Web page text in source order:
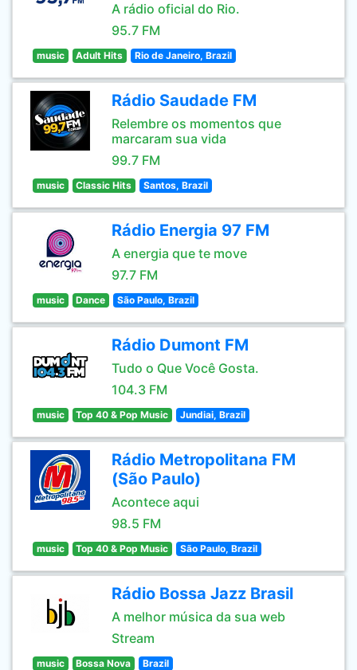
A rádio oficial do Rio.
95.7 FM
music Adult Hits Rio de Janeiro, Brazil
Rádio Saudade FM
Relembre os momentos que
marcaram sua vida
99.7 FM
music Classic Hits Santos, Brazil
Rádio Energia 97 FM
A energia que te move
97.7 FM
music Dance São Paulo, Brazil
Rádio Dumont FM
Tudo o Que Você Gosta.
104.3 FM
music Top 40 & Pop Music Jundiai, Brazil
Rádio Metropolitana FM
(São Paulo)
Acontece aqui
98.5 FM
music Top 40 & Pop Music São Paulo, Brazil
Rádio Bossa Jazz Brasil
A melhor música da sua web
Stream
music Bossa Nova Brazil